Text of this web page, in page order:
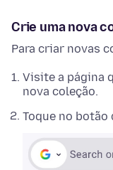
Crie uma nova
Para criar novas
Visite a página
nova coleção.
Toque no botão